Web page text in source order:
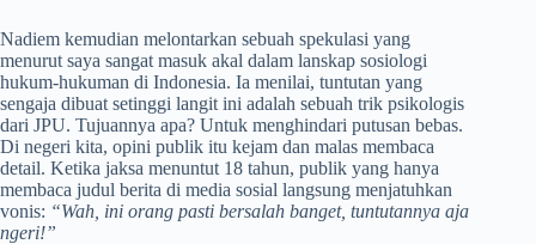
Nadiem kemudian melontarkan sebuah spekulasi yang
menurut saya sangat masuk akal dalam lanskap sosiologi
hukum-hukuman di Indonesia. Ia menilai, tuntutan yang
sengaja dibuat setinggi langit ini adalah sebuah trik psikologis
dari JPU. Tujuannya apa? Untuk menghindari putusan bebas.
Di negeri kita, opini publik itu kejam dan malas membaca
detail. Ketika jaksa menuntut 18 tahun, publik yang hanya
membaca judul berita di media sosial langsung menjatuhkan
vonis: “Wah, ini orang pasti bersalah banget, tuntutannya aja
ngeri!”